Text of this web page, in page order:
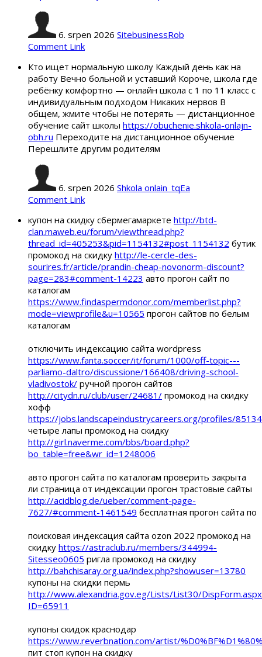
6. srpen 2026 SitebusinessRob
Comment Link
Кто ищет нормальную школу Каждый день как на
работу Вечно больной и уставший Короче, школа где
ребёнку комфортно — онлайн школа с 1 по 11 класс с
индивидуальным подходом Никаких нервов В
общем, жмите чтобы не потерять — дистанционное
обучение сайт школы https://obuchenie.shkola-onlajn-
obh.ru Переходите на дистанционное обучение
Перешлите другим родителям
6. srpen 2026 Shkola onlain_tqEa
Comment Link
купон на скидку сбермегамаркете http://btd-
clan.maweb.eu/forum/viewthread.php?
thread_id=405253&pid=1154132#post_1154132 бутик
промокод на скидку http://le-cercle-des-
sourires.fr/article/prandin-cheap-novonorm-discount?
page=283#comment-14223 авто прогон сайт по
каталогам
https://www.findaspermdonor.com/memberlist.php?
mode=viewprofile&u=10565 прогон сайтов по белым
каталогам
отключить индексацию сайта wordpress
https://www.fanta.soccer/it/forum/1000/off-topic---
parliamo-daltro/discussione/166408/driving-school-
vladivostok/ ручной прогон сайтов
http://citydn.ru/club/user/24681/ промокод на скидку
хофф
https://jobs.landscapeindustrycareers.org/profiles/
четыре лапы промокод на скидку
http://girl.naverme.com/bbs/board.php?
bo_table=free&wr_id=1248006
авто прогон сайта по каталогам проверить закрыта
ли страница от индексации прогон трастовые сайты
http://acidblog.de/ueber/comment-page-
7627/#comment-1461549 бесплатная прогон сайта по
поисковая индексация сайта ozon 2022 промокод на
скидку https://astraclub.ru/members/344994-
Sitesseo0605 ригла промокод на скидку
http://bahchisaray.org.ua/index.php?showuser=13780
купоны на скидки пермь
http://www.alexandria.gov.eg/Lists/List30/
ID=65911
купоны скидок краснодар
https://www.reverbnation.com/artist/
пит стоп купон на скидку